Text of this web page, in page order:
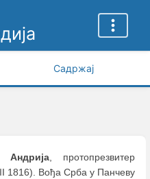
Садржај
, протопрезвитер
1816). Вођа Срба у Панчеву